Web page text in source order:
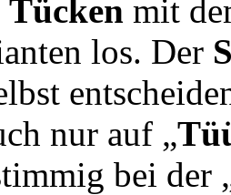
Tücken mit
los. Der
nur auf „
bei der